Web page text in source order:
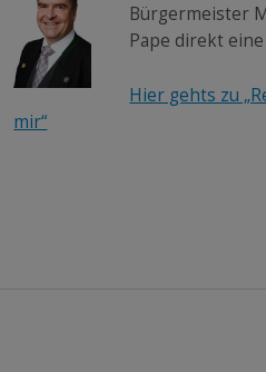
Bürgermeister
Pape direkt eine
Hier gehts zu
mir“